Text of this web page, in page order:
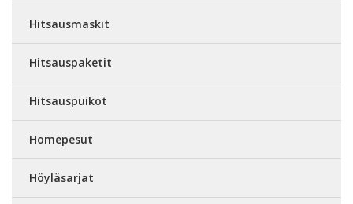
Hitsausmaskit
Hitsauspaketit
Hitsauspuikot
Homepesut
Höyläsarjat